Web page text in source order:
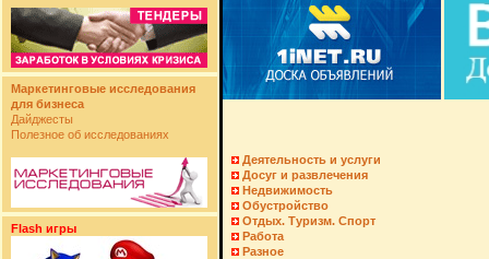
Маркетинговые исследования
для бизнеса
Дайджесты
Полезное об исследованиях
Flash игры
Деятельность и услуги
Досуг и развлечения
Недвижимость
Обустройство
Отдых. Туризм. Спорт
Работа
Разное